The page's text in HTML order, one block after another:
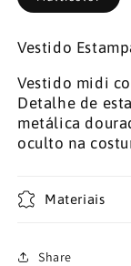
Vestido
Vestido midi
Detalhe de
metálica
oculto na
Materiais
Share